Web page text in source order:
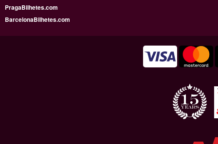
PragaBilhetes.com
BarcelonaBilhetes.com